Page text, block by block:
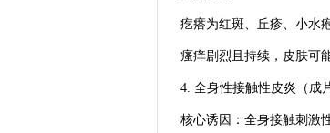
疙瘩为红斑、丘疹、小水
瘙痒剧烈且持续，皮肤可
4. 全身性接触性皮炎（成
核心诱因：全身接触刺激